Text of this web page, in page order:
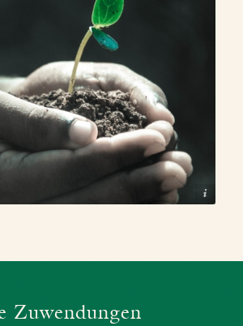
© Pexels – pixabay
Zuwendungen